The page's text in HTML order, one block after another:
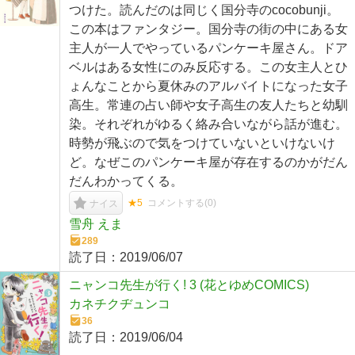
つけた。読んだのは同じく国分寺のcocobunji。
この本はファンタジー。国分寺の街の中にある女
主人が一人でやっているパンケーキ屋さん。ドア
ベルはある女性にのみ反応する。この女主人とひ
ょんなことから夏休みのアルバイトになった女子
高生。常連の占い師や女子高生の友人たちと幼馴
染。それぞれがゆるく絡み合いながら話が進む。
時勢が飛ぶので気をつけていないといけないけ
ど。なぜこのパンケーキ屋が存在するのかがだん
だんわかってくる。
ナイス ★5 コメントする(0)
雪舟 えま
289
読了日： 2019/06/07
ニャンコ先生が行く! 3 (花とゆめCOMICS)
カネチクヂュンコ
36
読了日： 2019/06/04